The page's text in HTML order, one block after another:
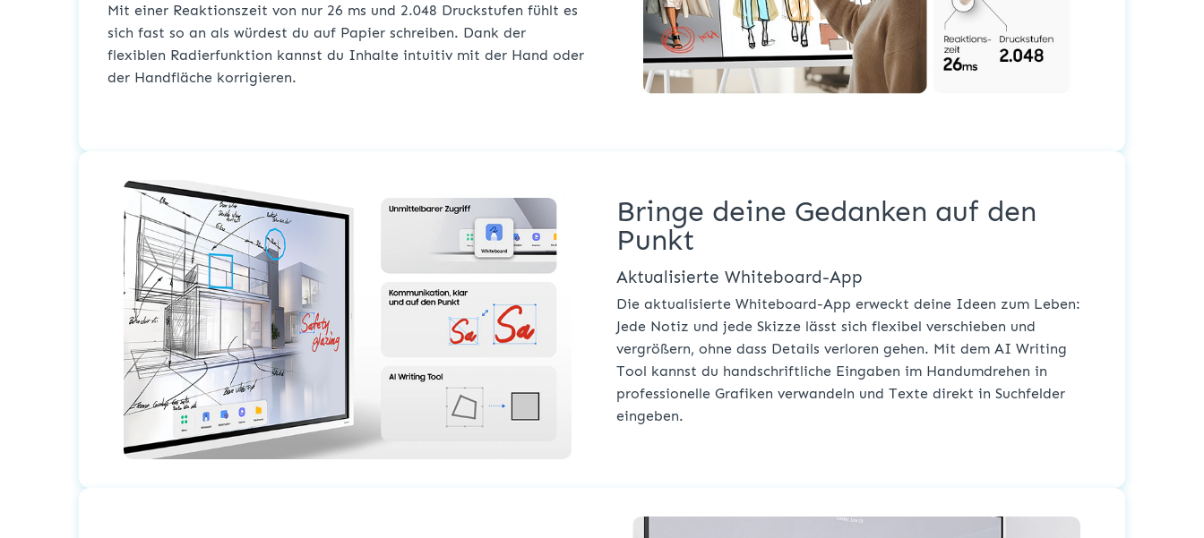
Mit einer Reaktionszeit von nur 26 ms und 2.048 Druckstufen fühlt es
sich fast so an als würdest du auf Papier schreiben. Dank der
flexiblen Radierfunktion kannst du Inhalte intuitiv mit der Hand oder
der Handfläche korrigieren.
Bringe deine Gedanken auf den
Punkt
Aktualisierte Whiteboard-App
Die aktualisierte Whiteboard-App erweckt deine Ideen zum Leben:
Jede Notiz und jede Skizze lässt sich flexibel verschieben und
vergrößern, ohne dass Details verloren gehen. Mit dem AI Writing
Tool kannst du handschriftliche Eingaben im Handumdrehen in
professionelle Grafiken verwandeln und Texte direkt in Suchfelder
eingeben.